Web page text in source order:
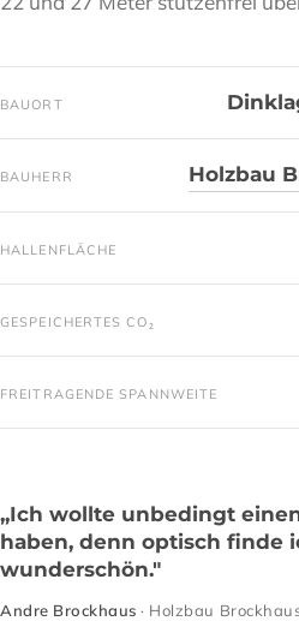
BAUORT
BAUHERR Holzbau
HALLENFLÄCHE
GESPEICHERTES CO₂
FREITRAGENDE SPANNWEITE
„Ich wollte unbedingt
haben, denn optisch finde
wunderschön."
Andre Brockhaus · Holzbau